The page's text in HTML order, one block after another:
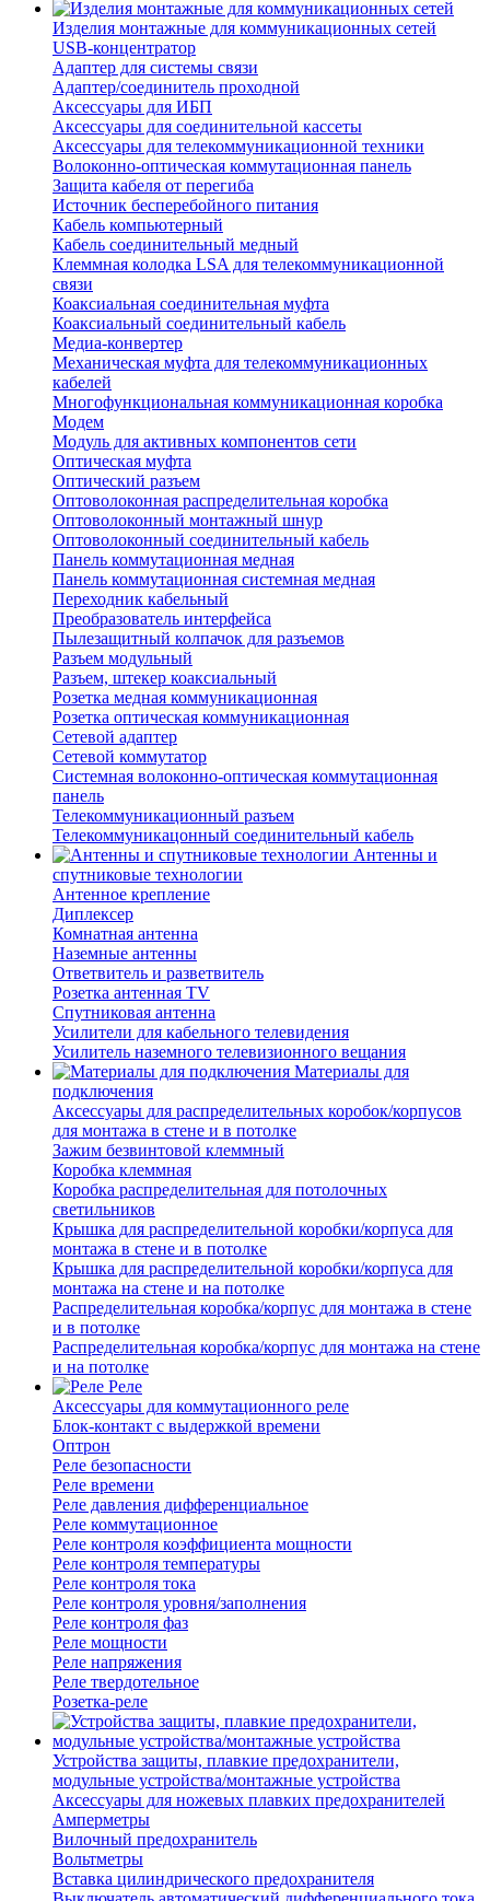
Изделия монтажные для коммуникационных сетей
USB-концентратор
Адаптер для системы связи
Адаптер/соединитель проходной
Аксессуары для ИБП
Аксессуары для соединительной кассеты
Аксессуары для телекоммуникационной техники
Волоконно-оптическая коммутационная панель
Защита кабеля от перегиба
Источник бесперебойного питания
Кабель компьютерный
Кабель соединительный медный
Клеммная колодка LSA для телекоммуникационной
связи
Коаксиальная соединительная муфта
Коаксиальный соединительный кабель
Медиа-конвертер
Механическая муфта для телекоммуникационных
кабелей
Многофункциональная коммуникационная коробка
Модем
Модуль для активных компонентов сети
Оптическая муфта
Оптический разъем
Оптоволоконная распределительная коробка
Оптоволоконный монтажный шнур
Оптоволоконный соединительный кабель
Панель коммутационная медная
Панель коммутационная системная медная
Переходник кабельный
Преобразователь интерфейса
Пылезащитный колпачок для разъемов
Разъем модульный
Разъем, штекер коаксиальный
Розетка медная коммуникационная
Розетка оптическая коммуникационная
Сетевой адаптер
Сетевой коммутатор
Системная волоконно-оптическая коммутационная
панель
Телекоммуникационный разъем
Телекоммуникацонный соединительный кабель
Антенны и
спутниковые технологии
Антенное крепление
Диплексер
Комнатная антенна
Наземные антенны
Ответвитель и разветвитель
Розетка антенная TV
Спутниковая антенна
Усилители для кабельного телевидения
Усилитель наземного телевизионного вещания
Материалы для
подключения
Аксессуары для распределительных коробок/корпусов
для монтажа в стене и в потолке
Зажим безвинтовой клеммный
Коробка клеммная
Коробка распределительная для потолочных
светильников
Крышка для распределительной коробки/корпуса для
монтажа в стене и в потолке
Крышка для распределительной коробки/корпуса для
монтажа на стене и на потолке
Распределительная коробка/корпус для монтажа в стене
и в потолке
Распределительная коробка/корпус для монтажа на стене
и на потолке
Реле
Аксессуары для коммутационного реле
Блок-контакт с выдержкой времени
Оптрон
Реле безопасности
Реле времени
Реле давления дифференциальное
Реле коммутационное
Реле контроля коэффициента мощности
Реле контроля температуры
Реле контроля тока
Реле контроля уровня/заполнения
Реле контроля фаз
Реле мощности
Реле напряжения
Реле твердотельное
Розетка-реле
Устройства защиты, плавкие предохранители,
модульные устройства/монтажные устройства
Аксессуары для ножевых плавких предохранителей
Амперметры
Вилочный предохранитель
Вольтметры
Вставка цилиндрического предохранителя